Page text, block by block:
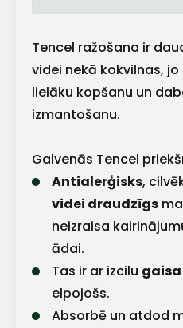
Tencel ražošana ir
videi nekā kokvilnas,
lielāku kopšanu un
izmantošanu.
Galvenās Tencel
Antialerģisks,
videi draudzīgs
neizraisa
ādai.
Tas ir ar izcilu
elpojošs.
Absorbē un atdod